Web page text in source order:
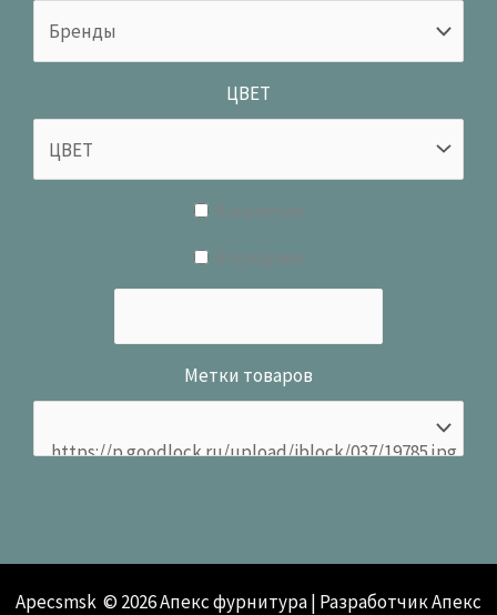
ЦВЕТ
Метки товаров
Apecsmsk © 2026 Апекс фурнитура | Разработчик Апекс